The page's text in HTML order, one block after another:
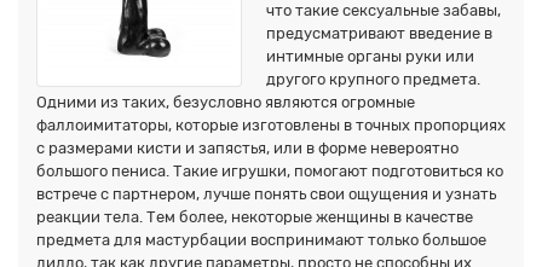
что такие сексуальные забавы,
предусматривают введение в
интимные органы руки или
другого крупного предмета.
Одними из таких, безусловно являются огромные
фаллоимитаторы, которые изготовлены в точных пропорциях
с размерами кисти и запястья, или в форме невероятно
большого пениса. Такие игрушки, помогают подготовиться ко
встрече с партнером, лучше понять свои ощущения и узнать
реакции тела. Тем более, некоторые женщины в качестве
предмета для мастурбации воспринимают только большое
дилдо, так как другие параметры, просто не способны их